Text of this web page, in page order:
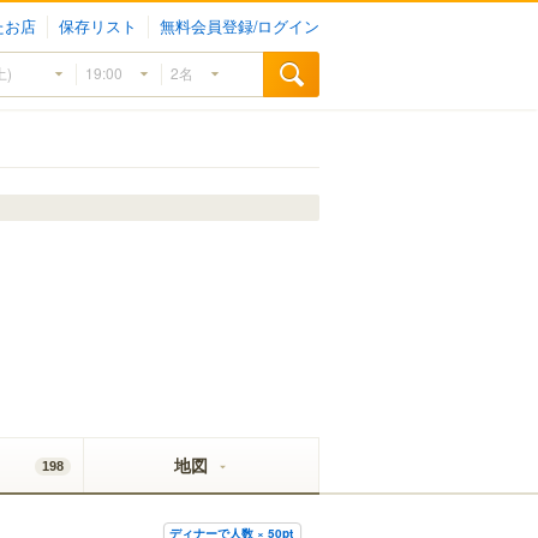
お店 保存リスト 無料会員登録/ログイン
198 地図
ディナーで人数 × 50pt